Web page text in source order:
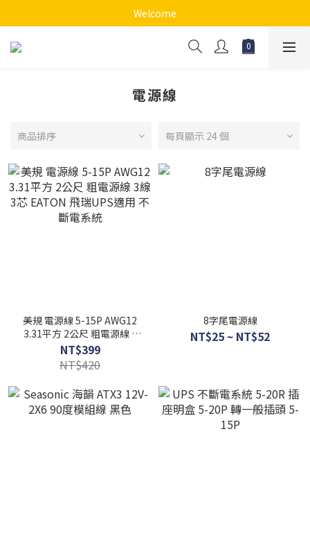
Welcome
電源線
商品排序 每頁顯示 24 個
美規 電源線 5-15P AWG12
3.31平方 2公尺 粗電源線 3
線 3芯 EATON 飛瑞UPS適用
不斷電系統
NT$399
NT$420
8字尾電源線
NT$25 ~ NT$52